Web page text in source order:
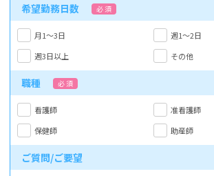
希望勤務日数 必 須
月1～3日
週1～2日
週3日以上
その他
職種 必 須
看護師
准看護師
保健師
助産師
ご質問/ご要望